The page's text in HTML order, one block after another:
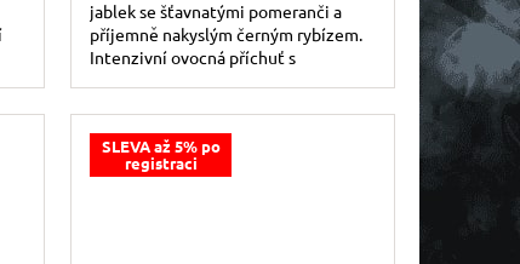
jablek se šťavnatými pomeranči a
příjemně nakyslým černým rybízem.
Intenzivní ovocná příchuť s
SLEVA až 5% po
registraci